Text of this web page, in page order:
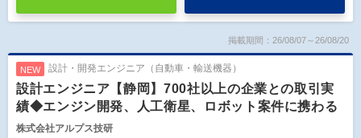
掲載期間：26/08/07～26/08/20
NEW 設計・開発エンジニア（自動車・輸送機器）
設計エンジニア【静岡】700社以上の企業との取引実
績◆エンジン開発、人工衛星、ロボット案件に携わる
株式会社アルプス技研